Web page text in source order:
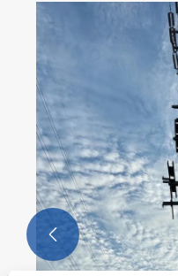
Hvad gør Steel
valg for
Se mere >>
